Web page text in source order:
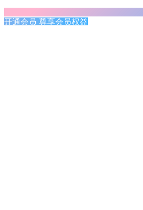
开通会员 尊享会员权益